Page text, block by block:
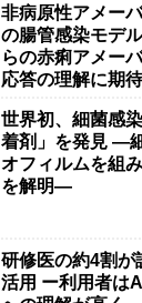
非病原性アメー
の腸管感染モデ
らの赤痢アメー
応答の理解に期
世界初、細菌感
着剤」を発見 ―
オフィルムを組
を解明―
研修医の約4割
活用 ー利用者は